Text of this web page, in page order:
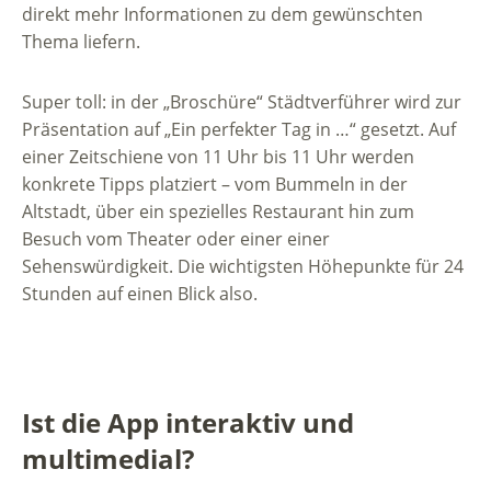
direkt mehr Informationen zu dem gewünschten
Thema liefern.
Super toll: in der „Broschüre“ Städtverführer wird zur
Präsentation auf „Ein perfekter Tag in …“ gesetzt. Auf
einer Zeitschiene von 11 Uhr bis 11 Uhr werden
konkrete Tipps platziert – vom Bummeln in der
Altstadt, über ein spezielles Restaurant hin zum
Besuch vom Theater oder einer einer
Sehenswürdigkeit. Die wichtigsten Höhepunkte für 24
Stunden auf einen Blick also.
Ist die App interaktiv und
multimedial?